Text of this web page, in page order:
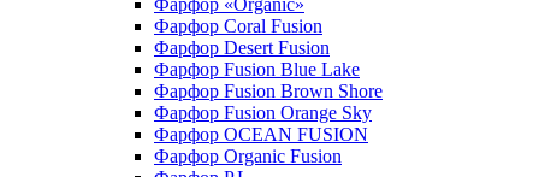
Фарфор «Organic»
Фарфор Coral Fusion
Фарфор Desert Fusion
Фарфор Fusion Blue Lake
Фарфор Fusion Brown Shore
Фарфор Fusion Orange Sky
Фарфор OCEAN FUSION
Фарфор Organic Fusion